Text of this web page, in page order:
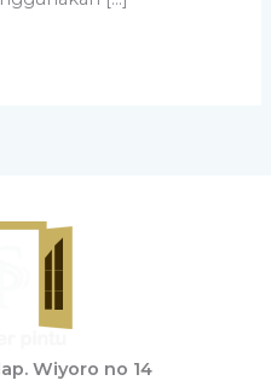
Wiyoro no 14